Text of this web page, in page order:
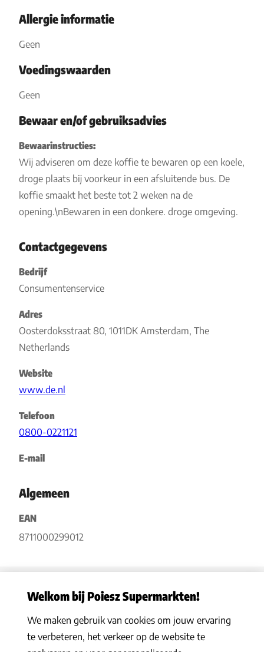
Allergie informatie
Geen
Voedingswaarden
Geen
Bewaar en/of gebruiksadvies
Bewaarinstructies:
Wij adviseren om deze koffie te bewaren op een koele,
droge plaats bij voorkeur in een afsluitende bus. De
koffie smaakt het beste tot 2 weken na de
opening.\nBewaren in een donkere. droge omgeving.
Contactgegevens
Bedrijf
Consumentenservice
Adres
Oosterdoksstraat 80, 1011DK Amsterdam, The
Netherlands
Website
www.de.nl
Telefoon
0800-0221121
E-mail
Algemeen
EAN
8711000299012
Privacy statement|Algemene voorwaarden |Hoe werkt het |
Veelgestelde vragen|Cookies
Welkom bij Poiesz Supermarkten!
We maken gebruik van cookies om jouw ervaring
te verbeteren, het verkeer op de website te